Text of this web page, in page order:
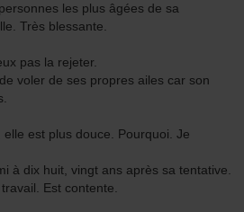
les plus âgées de sa
Très blessante.
pas la rejeter.
voler de ses propres ailes car son
est plus douce. Pourquoi. Je
à dix huit, vingt ans après sa tentative.
Est contente.